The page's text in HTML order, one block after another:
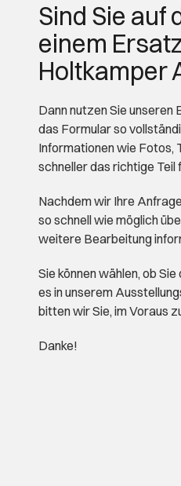
Sind Sie auf
einem
Holtkamper
Dann nutzen Sie unseren
das Formular so
Informationen wie Fotos,
schneller das richtige Teil
Nachdem wir Ihre
so schnell wie möglich
weitere Bearbeitung
Sie können wählen, ob
es in unserem
bitten wir Sie, im Voraus
Danke!